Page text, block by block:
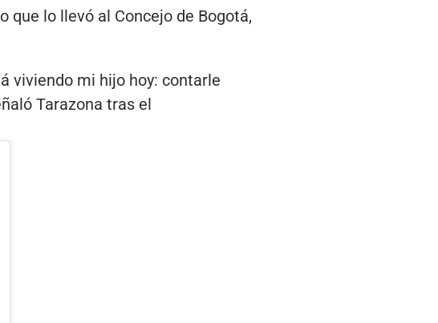
que lo llevó al Concejo de Bogotá,
viviendo mi hijo hoy: contarle
Tarazona tras el